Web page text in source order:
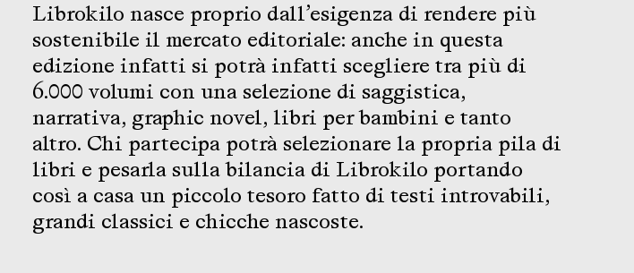
Librokilo nasce proprio dall’esigenza di rendere più
sostenibile il mercato editoriale: anche in questa
edizione infatti si potrà infatti scegliere tra più di
6.000 volumi con una selezione di saggistica,
narrativa, graphic novel, libri per bambini e tanto
altro. Chi partecipa potrà selezionare la propria pila di
libri e pesarla sulla bilancia di Librokilo portando
così a casa un piccolo tesoro fatto di testi introvabili,
grandi classici e chicche nascoste.